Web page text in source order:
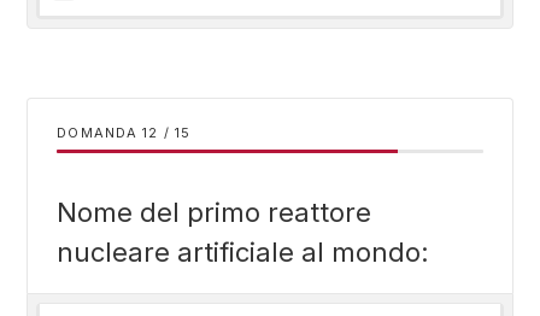
DOMANDA / 15
Nome del primo reattore
nucleare artificiale al mondo: